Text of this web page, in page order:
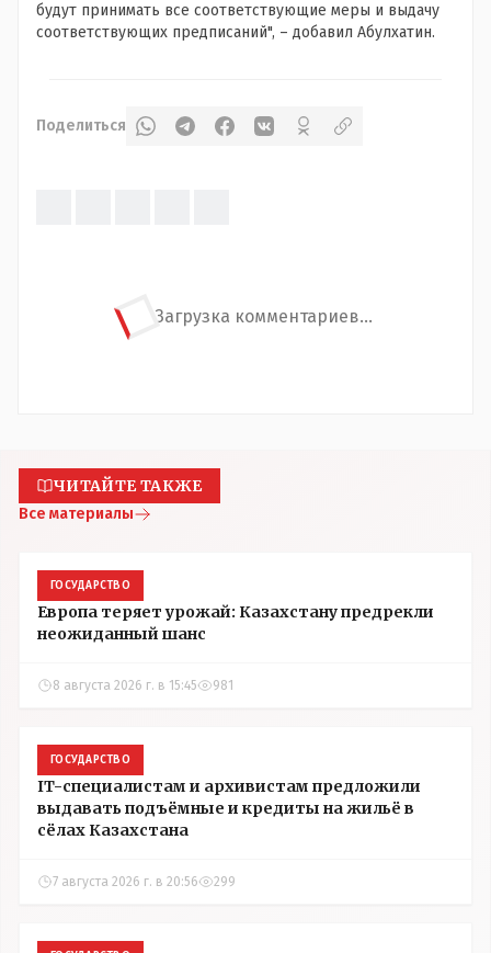
будут принимать все соответствующие меры и выдачу
соответствующих предписаний", – добавил Абулхатин.
Поделиться
Загрузка комментариев...
ЧИТАЙТЕ ТАКЖЕ
Все материалы
ГОСУДАРСТВО
Европа теряет урожай: Казахстану предрекли
неожиданный шанс
8 августа 2026 г. в 15:45 981
ГОСУДАРСТВО
IT-специалистам и архивистам предложили
выдавать подъёмные и кредиты на жильё в
сёлах Казахстана
7 августа 2026 г. в 20:56 299